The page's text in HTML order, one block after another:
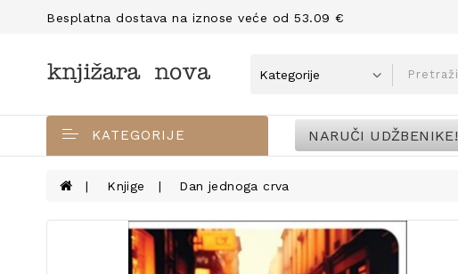
Besplatna dostava na iznose veće od 53.09 €
KATEGORIJE NARUČI UDŽBENIKE!
Knjige Dan jednoga crva